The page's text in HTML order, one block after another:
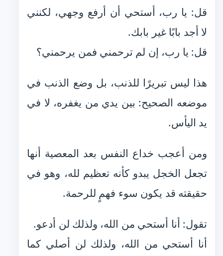
قل: يا رب، أستحي أن أرفع وجهي، لكنني
لا أجد بابًا غير بابك.
قل: يا رب، إن لم ترحمني فمن يرحمني؟
هذا ليس تبريرًا للذنب، بل وضع الذنب في
موضعه الصحيح: بين يدي من يغفره، لا في
يد اليأس.
ومن أعجب خداع النفس بعد المعصية أنها
تجعل الخجل يبدو كأنه تعظيم لله، وهو في
حقيقته قد يكون سوء فهمٍ للرحمة.
تقول: أنا أستحي من الله، ولذلك لن أدعو.
أنا أستحي من الله، ولذلك لن أصلي كما